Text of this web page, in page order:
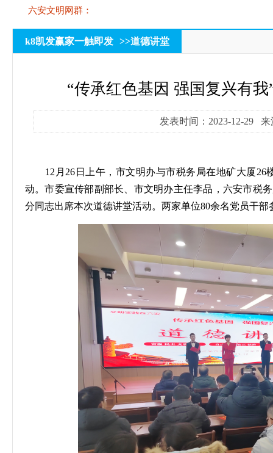
六安文明网群：
k8凯发赢家一触即发 >>道德讲堂
“传承红色基因 强国复兴有
发表时间：2023-12-29
12月26日上午，市文明办与市税务局在地矿大厦
动。市委宣传部副部长、市文明办主任李品，六安市税
分同志出席本次道德讲堂活动。两家单位80余名党员干部